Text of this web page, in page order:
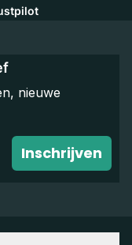
nieuwe
Inschrijven